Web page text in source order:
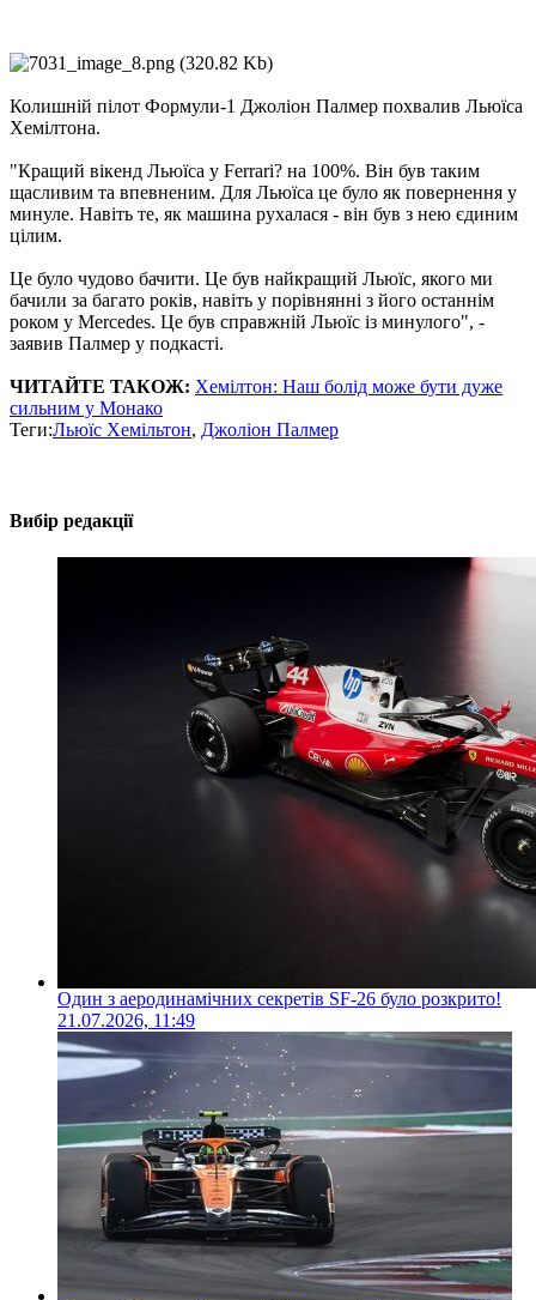
Колишній пілот Формули-1 Джоліон Палмер похвалив Льюїса
Хемілтона.
"Кращий вікенд Льюїса у Ferrari? на 100%. Він був таким
щасливим та впевненим. Для Льюїса це було як повернення у
минуле. Навіть те, як машина рухалася - він був з нею єдиним
цілим.
Це було чудово бачити. Це був найкращий Льюїс, якого ми
бачили за багато років, навіть у порівнянні з його останнім
роком у Mercedes. Це був справжній Льюїс із минулого", -
заявив Палмер у подкасті.
ЧИТАЙТЕ ТАКОЖ: Хемілтон: Наш болід може бути дуже
сильним у Монако
Теги:Льюїс Хемільтон, Джоліон Палмер
Вибір редакції
Один з аеродинамічних секретів SF-26 було розкрито!
21.07.2026, 11:49